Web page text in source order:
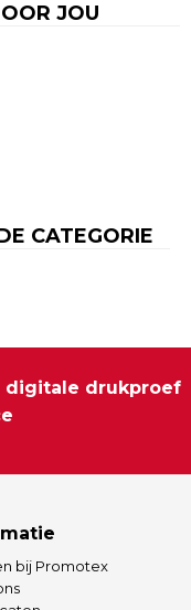
JOU
CATEGORIE
digitale drukproef
bij Promotex